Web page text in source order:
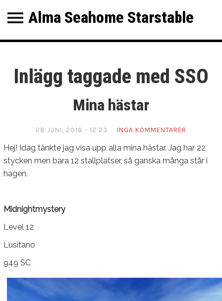
Alma Seahome
KATEGORIER
Mina hästar
Picknick i Skördebygden
Alma Seahome Starstable
Inlägg taggade med SSO
Mina hästar
28 JUNI, 2018 - 12:23 INGA KOMMENTARER
Hej! Idag tänkte jag visa upp alla mina hästar. Jag har 22
stycken men bara 12 stallplatser, så ganska många står i
hagen.
Midnightmystery
Level 12
Lusitano
949 SC